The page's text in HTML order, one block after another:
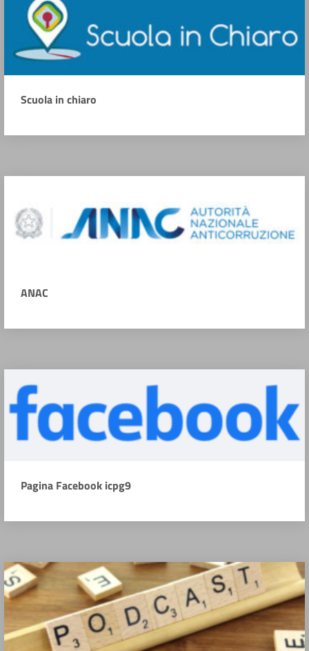
Scuola in chiaro
ANAC
Pagina Facebook icpg9